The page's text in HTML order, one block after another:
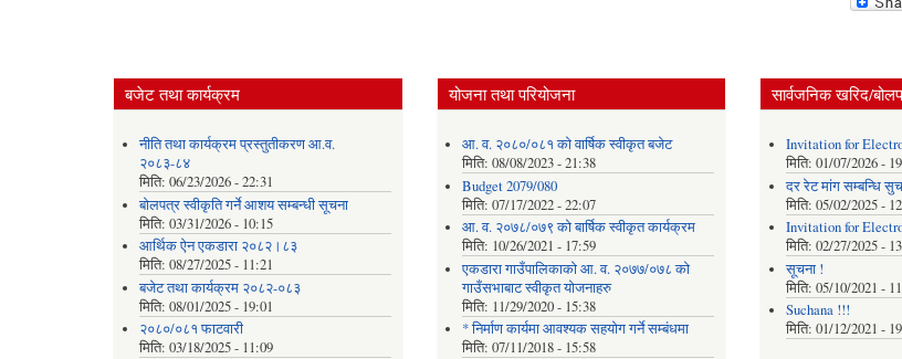
बजेट तथा कार्यक्रम
नीति तथा कार्यक्रम प्रस्तुतीकरण आ.व.
२०८३-८४
मिति: 06/23/2026 - 22:31
बोलपत्र स्वीकृति गर्ने आशय सम्बन्धी सूचना
मिति: 03/31/2026 - 10:15
आर्थिक ऐन एकडारा २०८२।८३
मिति: 08/27/2025 - 11:21
बजेट तथा कार्यक्रम २०८२-०८३
मिति: 08/01/2025 - 19:01
२०८०/०८१ फाटवारी
मिति: 03/18/2025 - 11:09
योजना तथा परियोजना
आ. व. २०८०/०८१ को वार्षिक स्वीकृत बजेट
मिति:08/08/2023 - 21:38
Budget 2079/080
मिति:07/17/2022 - 22:07
आ. व. २०७८/०७९ को बार्षिक स्वीकृत कार्यक्रम
मिति: 10/26/2021 - 17:59
एकडारा गाउँपालिकाको आ. व. २०७७/०७८ को
गाउँसभाबाट स्वीकृत योजनाहरु
मिति: 11/29/2020 - 15:38
* निर्माण कार्यमा आवश्यक सहयोग गर्ने सम्बंधमा
मिति:07/11/2018 - 15:58
सार्वजनिक खरिद/
Invitation for
मिति: 01/07/2026 -
दर रेट मांग सम्बन्धि
मिति: 05/02/2025 -
Invitation for
मिति: 02/27/2025 -
सूचना !
मिति: 05/10/2021 -
Suchana !!!
मिति: 01/12/2021 -